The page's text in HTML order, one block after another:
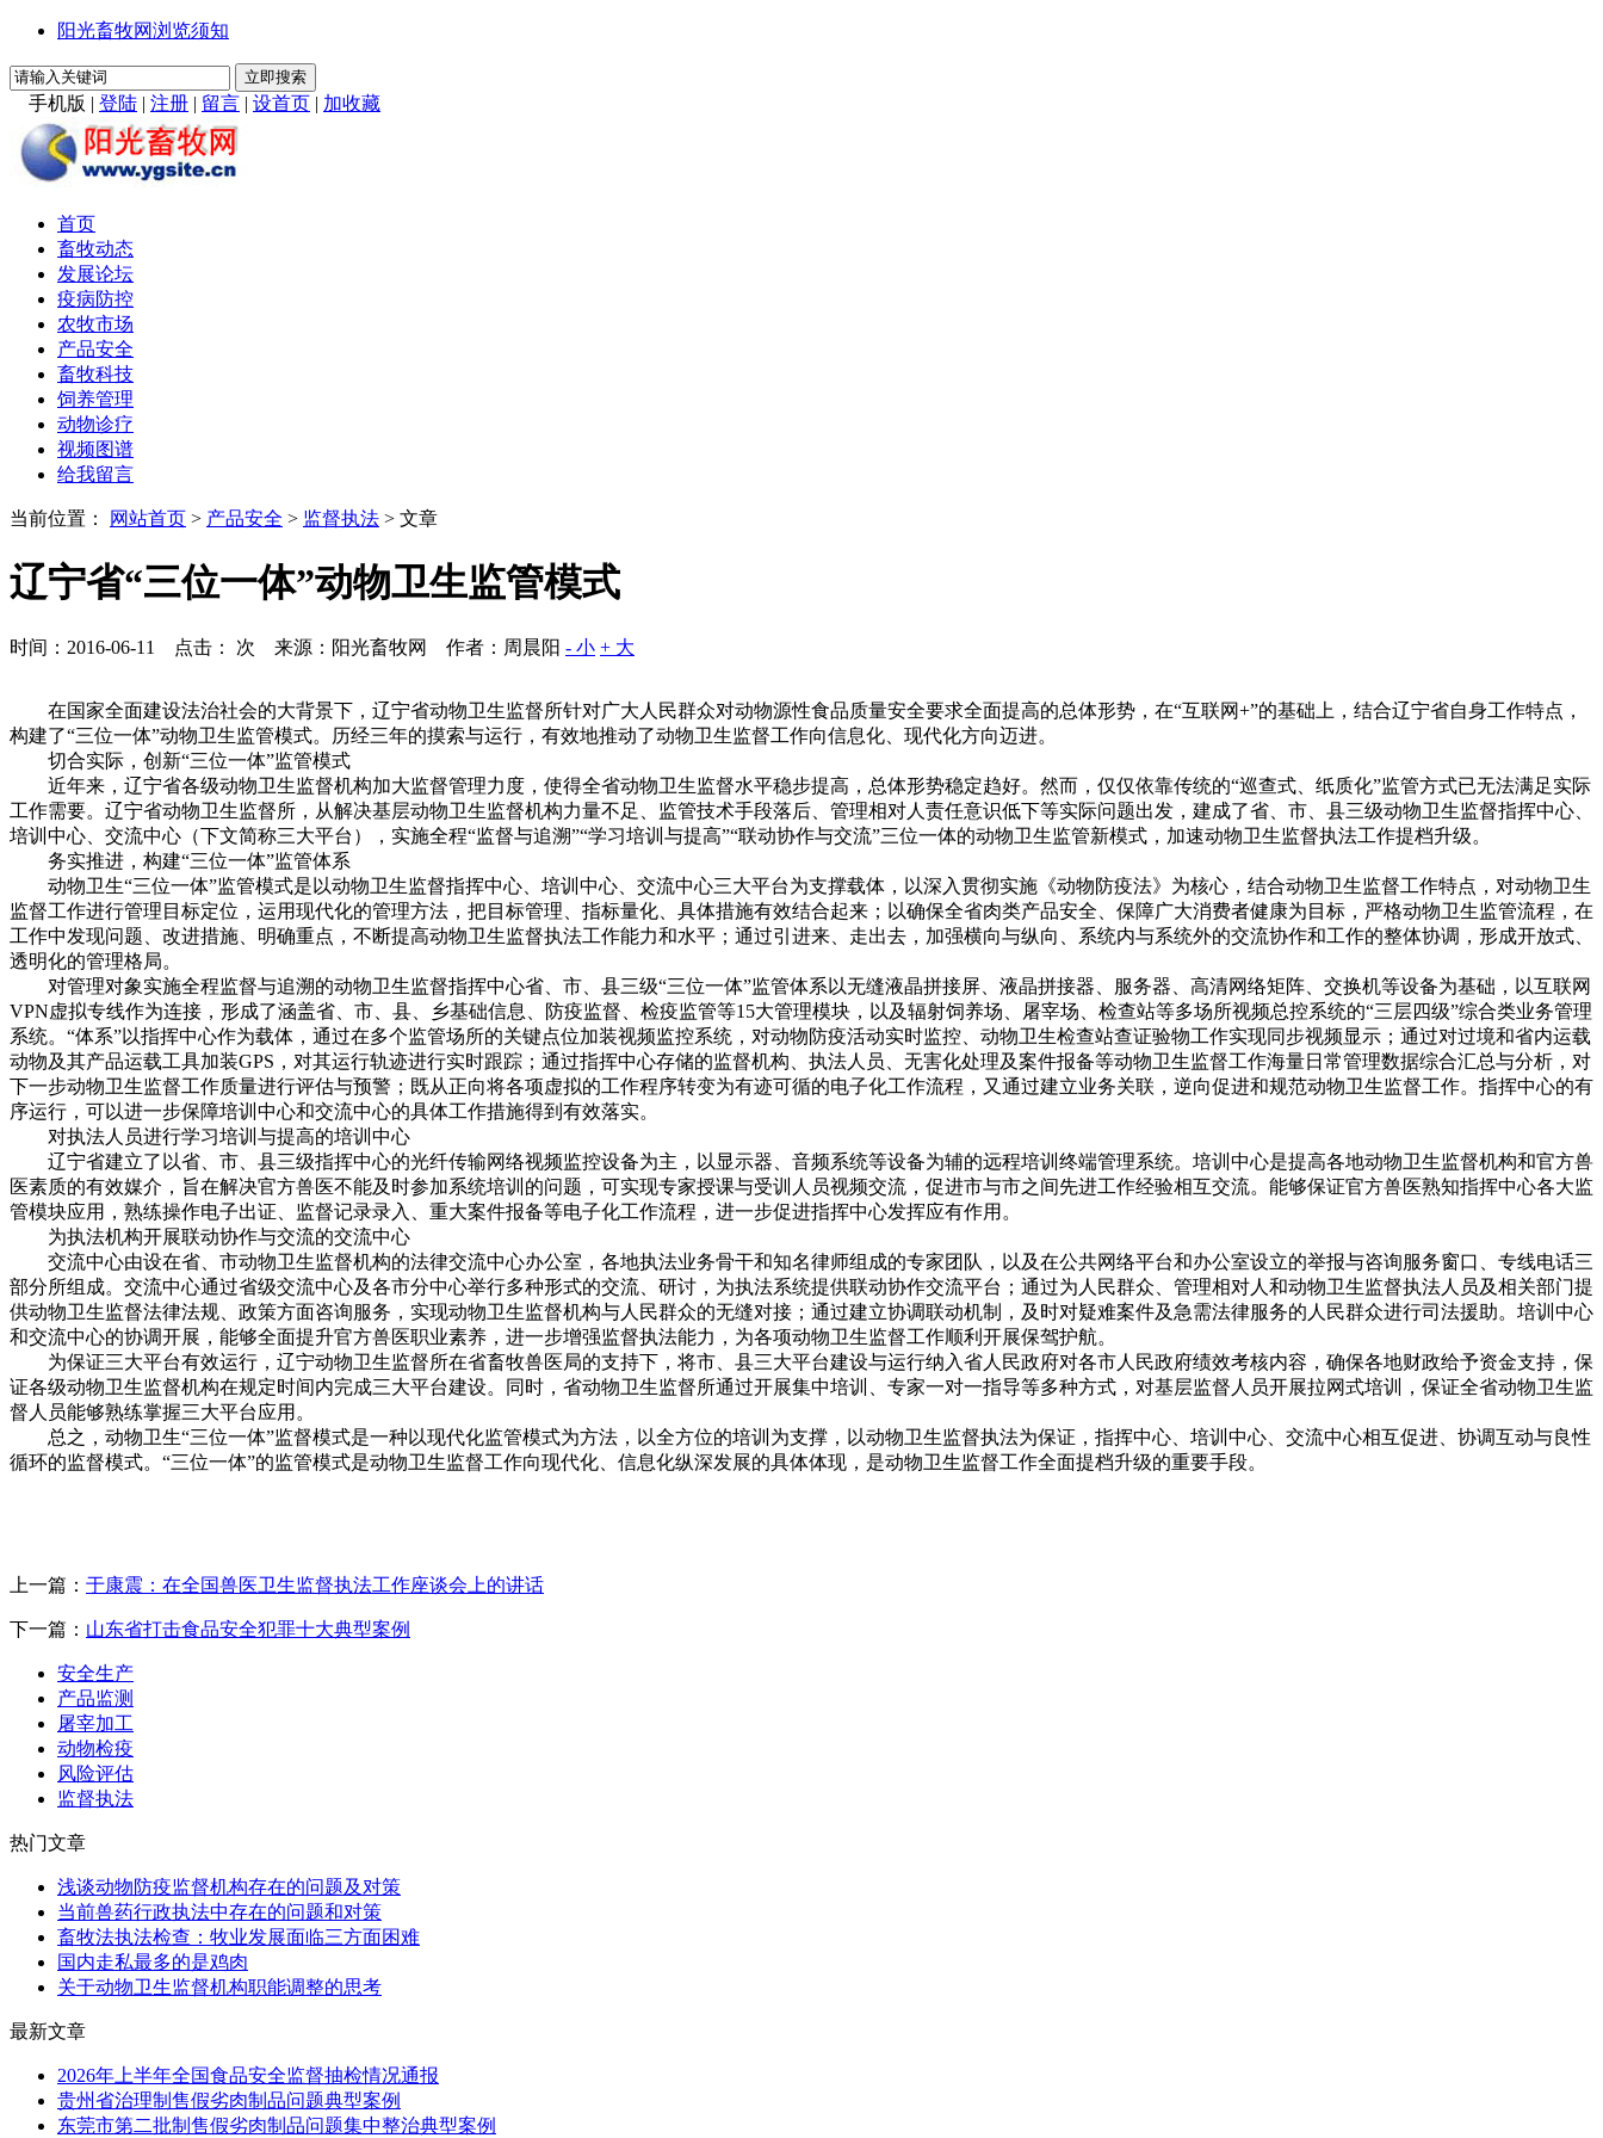
阳光畜牧网浏览须知
手机版 | 登陆 | 注册 | 留言 | 设首页 | 加收藏
首页
畜牧动态
发展论坛
疫病防控
农牧市场
产品安全
畜牧科技
饲养管理
动物诊疗
视频图谱
给我留言
当前位置： 网站首页 > 产品安全 > 监督执法 > 文章
辽宁省“三位一体”动物卫生监管模式
时间：2016-06-11 点击： 次 来源：阳光畜牧网 作者：周晨阳 - 小 + 大
在国家全面建设法治社会的大背景下，辽宁省动物卫生监督所针对广大人民群众对动物源性食品质量安全要求全面提高的总体形势，在“互联网+”的基础上，结合辽宁省自身工作特点，
构建了“三位一体”动物卫生监管模式。历经三年的摸索与运行，有效地推动了动物卫生监督工作向信息化、现代化方向迈进。
切合实际，创新“三位一体”监管模式
近年来，辽宁省各级动物卫生监督机构加大监督管理力度，使得全省动物卫生监督水平稳步提高，总体形势稳定趋好。然而，仅仅依靠传统的“巡查式、纸质化”监管方式已无法满足实际
工作需要。辽宁省动物卫生监督所，从解决基层动物卫生监督机构力量不足、监管技术手段落后、管理相对人责任意识低下等实际问题出发，建成了省、市、县三级动物卫生监督指挥中心、
培训中心、交流中心（下文简称三大平台），实施全程“监督与追溯”“学习培训与提高”“联动协作与交流”三位一体的动物卫生监管新模式，加速动物卫生监督执法工作提档升级。
务实推进，构建“三位一体”监管体系
动物卫生“三位一体”监管模式是以动物卫生监督指挥中心、培训中心、交流中心三大平台为支撑载体，以深入贯彻实施《动物防疫法》为核心，结合动物卫生监督工作特点，对动物卫生
监督工作进行管理目标定位，运用现代化的管理方法，把目标管理、指标量化、具体措施有效结合起来；以确保全省肉类产品安全、保障广大消费者健康为目标，严格动物卫生监管流程，在
工作中发现问题、改进措施、明确重点，不断提高动物卫生监督执法工作能力和水平；通过引进来、走出去，加强横向与纵向、系统内与系统外的交流协作和工作的整体协调，形成开放式、
透明化的管理格局。
对管理对象实施全程监督与追溯的动物卫生监督指挥中心省、市、县三级“三位一体”监管体系以无缝液晶拼接屏、液晶拼接器、服务器、高清网络矩阵、交换机等设备为基础，以互联网
VPN虚拟专线作为连接，形成了涵盖省、市、县、乡基础信息、防疫监督、检疫监管等15大管理模块，以及辐射饲养场、屠宰场、检查站等多场所视频总控系统的“三层四级”综合类业务管理
系统。“体系”以指挥中心作为载体，通过在多个监管场所的关键点位加装视频监控系统，对动物防疫活动实时监控、动物卫生检查站查证验物工作实现同步视频显示；通过对过境和省内运载
动物及其产品运载工具加装GPS，对其运行轨迹进行实时跟踪；通过指挥中心存储的监督机构、执法人员、无害化处理及案件报备等动物卫生监督工作海量日常管理数据综合汇总与分析，对
下一步动物卫生监督工作质量进行评估与预警；既从正向将各项虚拟的工作程序转变为有迹可循的电子化工作流程，又通过建立业务关联，逆向促进和规范动物卫生监督工作。指挥中心的有
序运行，可以进一步保障培训中心和交流中心的具体工作措施得到有效落实。
对执法人员进行学习培训与提高的培训中心
辽宁省建立了以省、市、县三级指挥中心的光纤传输网络视频监控设备为主，以显示器、音频系统等设备为辅的远程培训终端管理系统。培训中心是提高各地动物卫生监督机构和官方兽
医素质的有效媒介，旨在解决官方兽医不能及时参加系统培训的问题，可实现专家授课与受训人员视频交流，促进市与市之间先进工作经验相互交流。能够保证官方兽医熟知指挥中心各大监
管模块应用，熟练操作电子出证、监督记录录入、重大案件报备等电子化工作流程，进一步促进指挥中心发挥应有作用。
为执法机构开展联动协作与交流的交流中心
交流中心由设在省、市动物卫生监督机构的法律交流中心办公室，各地执法业务骨干和知名律师组成的专家团队，以及在公共网络平台和办公室设立的举报与咨询服务窗口、专线电话三
部分所组成。交流中心通过省级交流中心及各市分中心举行多种形式的交流、研讨，为执法系统提供联动协作交流平台；通过为人民群众、管理相对人和动物卫生监督执法人员及相关部门提
供动物卫生监督法律法规、政策方面咨询服务，实现动物卫生监督机构与人民群众的无缝对接；通过建立协调联动机制，及时对疑难案件及急需法律服务的人民群众进行司法援助。培训中心
和交流中心的协调开展，能够全面提升官方兽医职业素养，进一步增强监督执法能力，为各项动物卫生监督工作顺利开展保驾护航。
为保证三大平台有效运行，辽宁动物卫生监督所在省畜牧兽医局的支持下，将市、县三大平台建设与运行纳入省人民政府对各市人民政府绩效考核内容，确保各地财政给予资金支持，保
证各级动物卫生监督机构在规定时间内完成三大平台建设。同时，省动物卫生监督所通过开展集中培训、专家一对一指导等多种方式，对基层监督人员开展拉网式培训，保证全省动物卫生监
督人员能够熟练掌握三大平台应用。
总之，动物卫生“三位一体”监督模式是一种以现代化监管模式为方法，以全方位的培训为支撑，以动物卫生监督执法为保证，指挥中心、培训中心、交流中心相互促进、协调互动与良性
循环的监督模式。“三位一体”的监管模式是动物卫生监督工作向现代化、信息化纵深发展的具体体现，是动物卫生监督工作全面提档升级的重要手段。
上一篇： 于康震：在全国兽医卫生监督执法工作座谈会上的讲话
下一篇： 山东省打击食品安全犯罪十大典型案例
安全生产
产品监测
屠宰加工
动物检疫
风险评估
监督执法
热门文章
浅谈动物防疫监督机构存在的问题及对策
当前兽药行政执法中存在的问题和对策
畜牧法执法检查：牧业发展面临三方面困难
国内走私最多的是鸡肉
关于动物卫生监督机构职能调整的思考
最新文章
2026年上半年全国食品安全监督抽检情况通报
贵州省治理制售假劣肉制品问题典型案例
东莞市第二批制售假劣肉制品问题集中整治典型案例